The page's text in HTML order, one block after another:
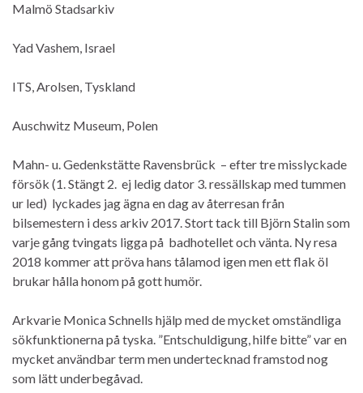
Malmö Stadsarkiv
Yad Vashem, Israel
ITS, Arolsen, Tyskland
Auschwitz Museum, Polen
Mahn- u. Gedenkstätte Ravensbrück – efter tre misslyckade
försök (1. Stängt 2. ej ledig dator 3. ressällskap med tummen
ur led) lyckades jag ägna en dag av återresan från
bilsemestern i dess arkiv 2017. Stort tack till Björn Stalin som
varje gång tvingats ligga på badhotellet och vänta. Ny resa
2018 kommer att pröva hans tålamod igen men ett flak öl
brukar hålla honom på gott humör.
Arkvarie Monica Schnells hjälp med de mycket omständliga
sökfunktionerna på tyska. ”Entschuldigung, hilfe bitte” var en
mycket användbar term men undertecknad framstod nog
som lätt underbegåvad.